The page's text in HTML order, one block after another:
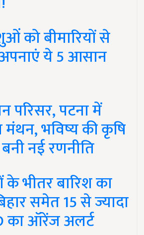
को बीमारियों से
ये 5 आसान
परिसर, पटना में
मंथन, भविष्य की कृषि
नई रणनीति
भीतर बारिश का
समेत 15 से ज्यादा
का ऑरेंज अलर्ट